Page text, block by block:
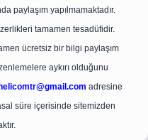
paylaşım yapılmamaktadır.
tamamen tesadüfidir.
ücretsiz bir bilgi paylaşım
aykırı olduğunu
adresine
süre içerisinde sitemizden